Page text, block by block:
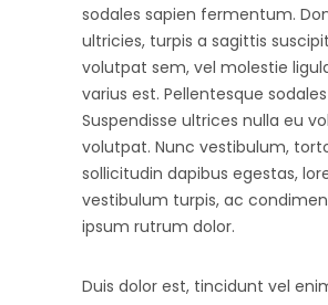
sodales sapien fermentum.
ultricies, turpis a sagittis
volutpat sem, vel molestie
varius est. Pellentesque
Suspendisse ultrices nulla eu
volutpat. Nunc vestibulum,
sollicitudin dapibus egestas,
vestibulum turpis, ac
ipsum rutrum dolor.
Duis dolor est, tincidunt vel